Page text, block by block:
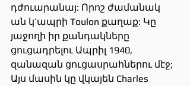
դժուարանայ: Որոշ ժամանակ
ան կ’ապրի Toulon քաղաք: Կը
յաջողի իր քանդակները
ցուցադրելու Ապրիլ 1940,
զանազան ցուցասրահներու մէջ;
Այս մասին կը վկայեն Charles